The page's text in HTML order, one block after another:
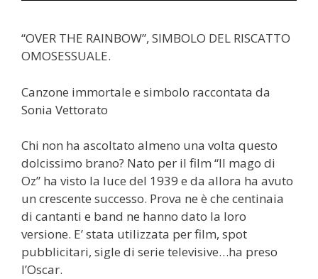
“OVER THE RAINBOW”, SIMBOLO DEL RISCATTO
OMOSESSUALE.
Canzone immortale e simbolo raccontata da
Sonia Vettorato
Chi non ha ascoltato almeno una volta questo
dolcissimo brano? Nato per il film “Il mago di
Oz” ha visto la luce del 1939 e da allora ha avuto
un crescente successo. Prova ne è che centinaia
di cantanti e band ne hanno dato la loro
versione. E’ stata utilizzata per film, spot
pubblicitari, sigle di serie televisive…ha preso
l’Oscar.